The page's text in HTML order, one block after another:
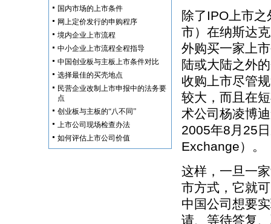
国内市场的上市条件
网上定价发行的申购程序
境内企业上市流程
中小企业上市流程全程指导
中国创业板与主板上市条件对比
选择最佳的买壳地点
民营企业改制上市申报中的法务要
点
创业板与主板的“八不同”
上市公司现场检查办法
如何评估上市公司价值
除了IPO上市
市）在纳斯达
外购买一家上
陆或大陆之外
收购上市尽管
较大，而且在
术公司杨凌博
2005年8月25
Exchange）。
这样，一旦一
市方式，它就
中国公司想要
请、等待答复